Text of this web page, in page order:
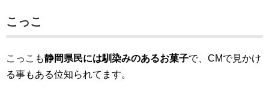
こっこ
こっこも静岡県民には馴染みのあるお菓子で、CMで見かけ
る事もある位知られてます。